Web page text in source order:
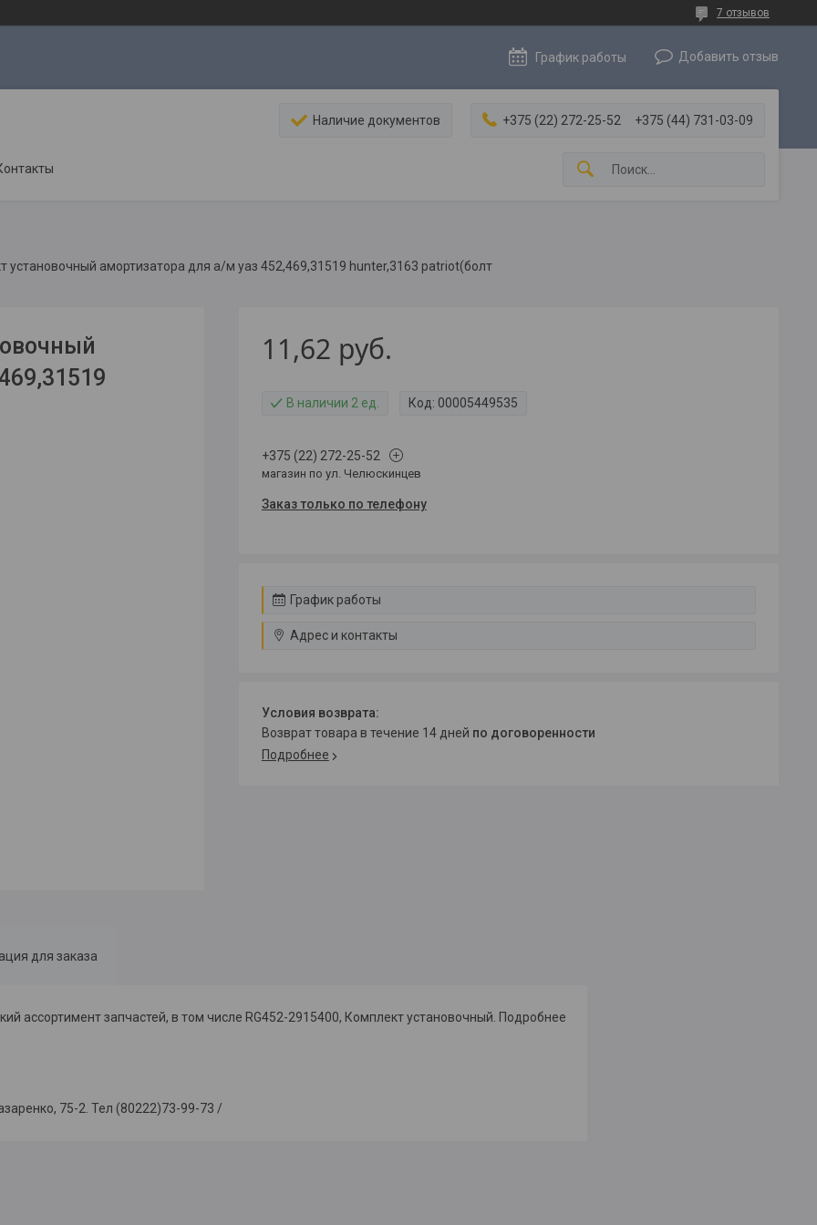
7 отзывов
График работы Добавить отзыв
Наличие документов +375 (22) 272-25-52 +375 (44) 731-03-09
установочный амортизатора для а/м уаз 452,469,31519 hunter,3163 patriot(болт
11,62 руб.
В наличии 2 ед. Код: 00005449535
+375 (22) 272-25-52
магазин по ул. Челюскинцев
Заказ только по телефону
График работы
Адрес и контакты
возврат товара в течение 14 дней по договоренности
Подробнее
для заказа
ассортимент запчастей, в том числе RG452-2915400, Комплект установочный. Подробнее
75-2. Тел (80222)73-99-73 /